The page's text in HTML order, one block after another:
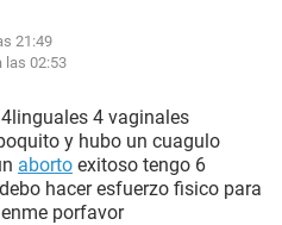
21:49
las 02:53
4 vaginales
y hubo un cuagulo
aborto exitoso tengo 6
hacer esfuerzo fisico para
porfavor